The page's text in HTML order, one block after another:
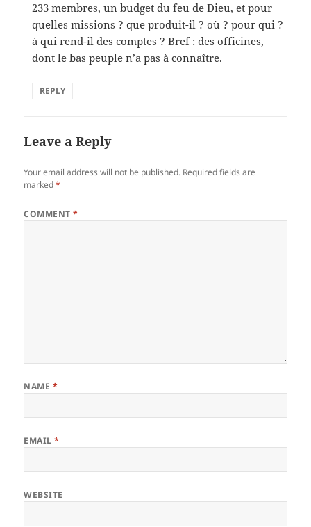
233 membres, un budget du feu de Dieu, et pour
quelles missions ? que produit-il ? où ? pour qui ?
à qui rend-il des comptes ? Bref : des officines,
dont le bas peuple n’a pas à connaître.
REPLY
Leave a Reply
Your email address will not be published. Required fields are
marked*
COMMENT*
NAME *
EMAIL*
WEBSITE